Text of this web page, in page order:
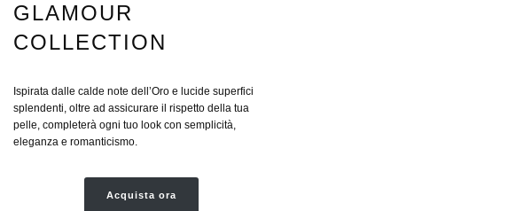
GLAMOUR
COLLECTION
Ispirata dalle calde note dell’Oro e lucide superfici
splendenti, oltre ad assicurare il rispetto della tua
pelle, completerà ogni tuo look con semplicità,
eleganza e romanticismo.
Acquista ora